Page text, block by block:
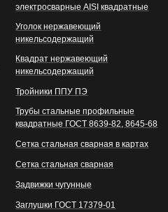
электросварные AISI квадратные
Уголок нержавеющий
никельсодержащий
Квадрат нержавеющий
никельсодержащий
Тройники ППУ ПЭ
Трубы стальные профильные
квадратные ГОСТ 8639-82, 8645-68
Сетка стальная сварная в картах
Сетка стальная сварная
Задвижки чугунные
Заглушки ГОСТ 17379-01